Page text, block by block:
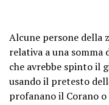
Alcune persone della
relativa a una somma
che avrebbe spinto il
usando il pretesto
profanano il Corano